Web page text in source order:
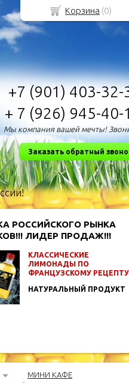
+7 (901) 403-32-
+ 7 (926) 945-40-
Мы компания вашей мечты!
Заказать обратный
РОССИЙСКОГО РЫНКА
ЛИДЕР ПРОДАЖ!!!
КЛАССИЧЕСКИЕ
ЛИМОНАДЫ ПО
ФРАНЦУЗСКОМУ РЕЦЕПТУ
НАТУРАЛЬНЫЙ ПРОДУКТ
МИНИ КАФЕ
Корзина (0)